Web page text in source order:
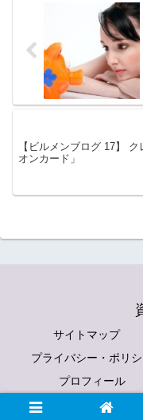
【ビルメンブログ 17】 クレカで稼ぐ「イ
オンカード」
サイトマップ
プライバシー・ポリ
プロフィール
©